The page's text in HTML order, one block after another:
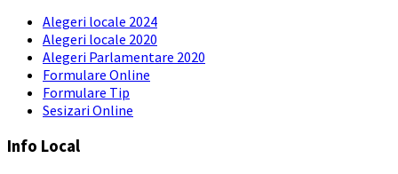
Alegeri locale 2024
Alegeri locale 2020
Alegeri Parlamentare 2020
Formulare Online
Formulare Tip
Sesizari Online
Info Local